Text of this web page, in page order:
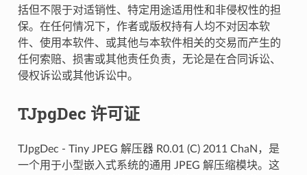
括但不限于对适销性、特定用途适用性和非侵权性的担
保。在任何情况下，作者或版权持有人均不对因本软
件、使用本软件、或其他与本软件相关的交易而产生的
任何索赔、损害或其他责任负责，无论是在合同诉讼、
侵权诉讼或其他诉讼中。
TJpgDec 许可证
TJpgDec - Tiny JPEG 解压器 R0.01 (C) 2011 ChaN，是
一个用于小型嵌入式系统的通用 JPEG 解压缩模块。这